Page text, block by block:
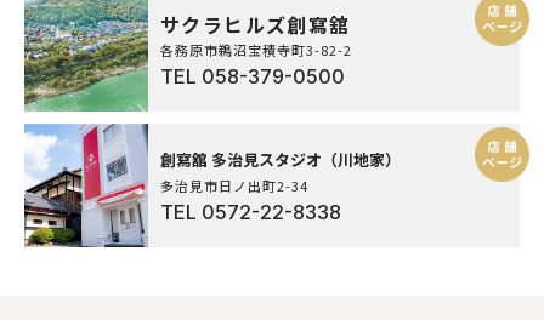
サクラヒルズ創寫舘
各務原市鵜沼宝積寺町3-82-2
TEL 058-379-0500
創寫舘 多治見スタジオ（川地家）
多治見市日ノ出町2-34
TEL 0572-22-8338